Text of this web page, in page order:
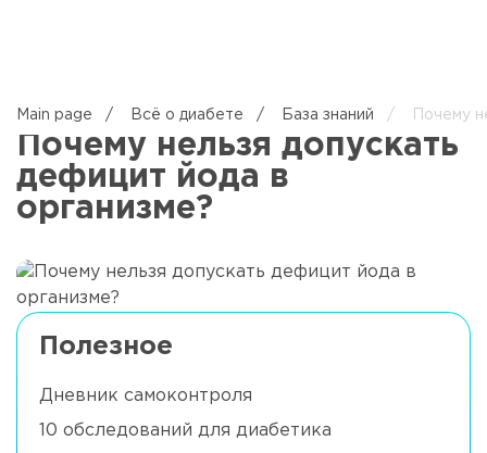
Main page / Всё о диабете / База знаний / Почему
Почему нельзя допускать
дефицит йода в
организме?
Полезное
Дневник самоконтроля
10 обследований для диабетика